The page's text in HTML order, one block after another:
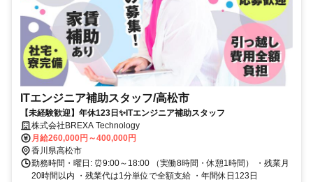
ITエンジニア補助スタッフ/高松市
【未経験歓迎】年休123日✨ITエンジニア補助スタッフ
株式会社BREXA Technology
月給260,000円～400,000円
香川県高松市
勤務時間・曜日: ⏰9:00～18:00 （実働8時間・休憩1時間） ・残業月
20時間以内 ・残業代は1分単位で全額支給 ・年間休日123日